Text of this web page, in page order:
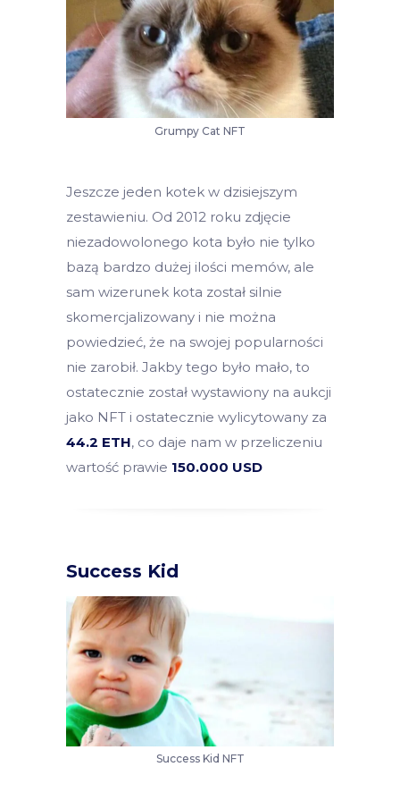
Grumpy Cat NFT
Jeszcze jeden kotek w dzisiejszym
zestawieniu. Od 2012 roku zdjęcie
niezadowolonego kota było nie tylko
bazą bardzo dużej ilości memów, ale
sam wizerunek kota został silnie
skomercjalizowany i nie można
powiedzieć, że na swojej popularności
nie zarobił. Jakby tego było mało, to
ostatecznie został wystawiony na aukcji
jako NFT i ostatecznie wylicytowany za
44.2 ETH, co daje nam w przeliczeniu
wartość prawie 150.000 USD
Success Kid
Success Kid NFT